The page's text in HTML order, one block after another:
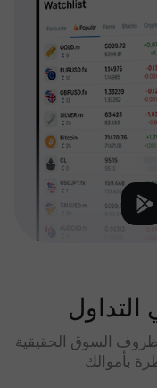
التداول
ظروف السوق الحقيقية
بأموالك